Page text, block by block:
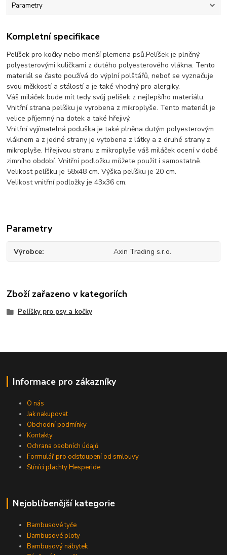
Parametry
Kompletní specifikace
Pelíšek pro kočky nebo menší plemena psů.Pelíšek je plněný
polyesterovými kuličkami z dutého polyesterového vlákna. Tento
materiál se často používá do výplní polštářů, neboť se vyznačuje
svou měkkostí a stálostí a je také vhodný pro alergiky.
Váš miláček bude mít tedy svůj pelíšek z nejlepšího materiálu.
Vnitřní strana pelíšku je vyrobena z mikroplyše. Tento materiál je
velice příjemný na dotek a také hřejivý.
Vnitřní vyjímatelná poduška je také plněna dutým polyesterovým
vláknem a z jedné strany je vytobena z látky a z druhé strany z
mikroplyše. Hřejivou stranu z mikroplyše váš miláček ocení v době
zimního období. Vnitřní podložku můžete použít i samostatně.
Velikost pelíšku je 58x48 cm. Výška pelíšku je 20 cm.
Velikost vnitřní podložky je 43x36 cm.
Parametry
Výrobce Axin Trading s.r.o.
Zboží zařazeno v kategoriích
Pelíšky pro psy a kočky
Informace pro zákazníky
O nás
Jak nakupovat
Obchodní podmínky
Kontakty
Ochrana osobních údajů
Formulář pro odstoupení od smlouvy
Stínící plachty Hesperide
Nejoblíbenější kategorie
Bambusové tyče
Bambusové ploty
Bambusový nábytek